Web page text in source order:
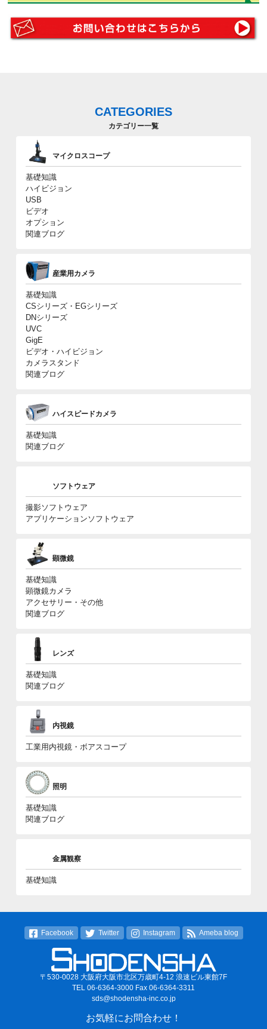
CATEGORIES
カテゴリー一覧
マイクロスコープ
基礎知識
ハイビジョン
USB
ビデオ
オプション
関連ブログ
産業用カメラ
基礎知識
CSシリーズ・EGシリーズ
DNシリーズ
UVC
GigE
ビデオ・ハイビジョン
カメラスタンド
関連ブログ
ハイスピードカメラ
基礎知識
関連ブログ
ソフトウェア
撮影ソフトウェア
アプリケーションソフトウェア
顕微鏡
基礎知識
顕微鏡カメラ
アクセサリー・その他
関連ブログ
レンズ
基礎知識
関連ブログ
内視鏡
工業用内視鏡・ボアスコープ
照明
基礎知識
関連ブログ
金属観察
基礎知識
Facebook Twitter Instagram Ameba blog
〒530-0028 大阪府大阪市北区万歳町4-12 浪速ビル東館7F
TEL 06-6364-3000 Fax 06-6364-3311
sds@shodensha-inc.co.jp
お気軽にお問合わせ！